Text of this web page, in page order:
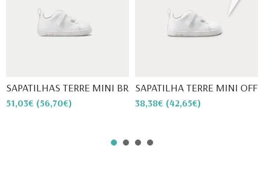
SAPATILHAS TERRE MINI BRANC...
51,03€ (56,70€)
SAPATILHA TERRE MINI OFF
38,38€ (42,65€)